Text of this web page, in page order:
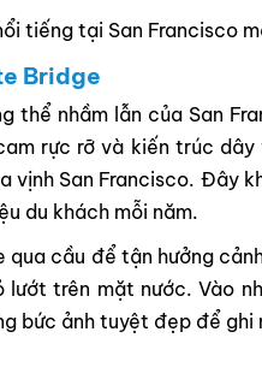
tiếng tại San Francisco
Bridge
thể nhầm lẫn của San
rực rỡ và kiến trúc
vịnh San Francisco. Đây
du khách mỗi năm.
cầu để tận hưởng
lướt trên mặt nước. Vào
bức ảnh tuyệt đẹp để ghi